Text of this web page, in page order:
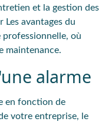
et la gestion des
avantages du
professionnelle, où
maintenance.
alarme
en fonction de
votre entreprise, le